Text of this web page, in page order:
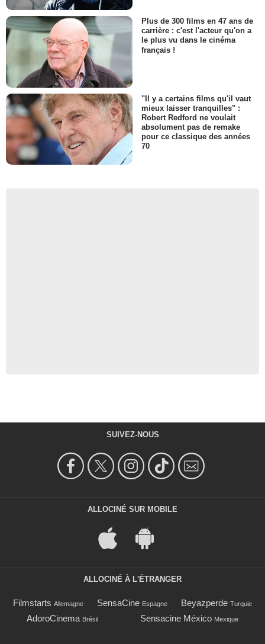
Plus de 300 films en 47 ans de
carrière : c'est l'acteur qu'on a
le plus vu dans le cinéma
français !
"Il y a certains films qu'il vaut
mieux laisser tranquilles" :
Robert Redford ne voulait
absolument pas de remake
pour ce classique des années
70
SUIVEZ-NOUS
ALLOCINÉ SUR MOBILE
ALLOCINÉ À L'ÉTRANGER
Filmstarts Allemagne SensaCine Espagne Beyazperde Turquie
AdoroCinema Brésil Sensacine México Mexique